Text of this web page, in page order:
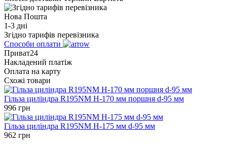
Нова Пошта
1-3 дні
Згідно тарифів перевізника
Способи оплати
Приват24
Накладений платіж
Оплата на карту
Схожі товари
Гільза циліндра R195NM H-170 мм поршня d-95 мм
996 грн
Гільза циліндра R195NM H-175 мм d-95 мм
962 грн